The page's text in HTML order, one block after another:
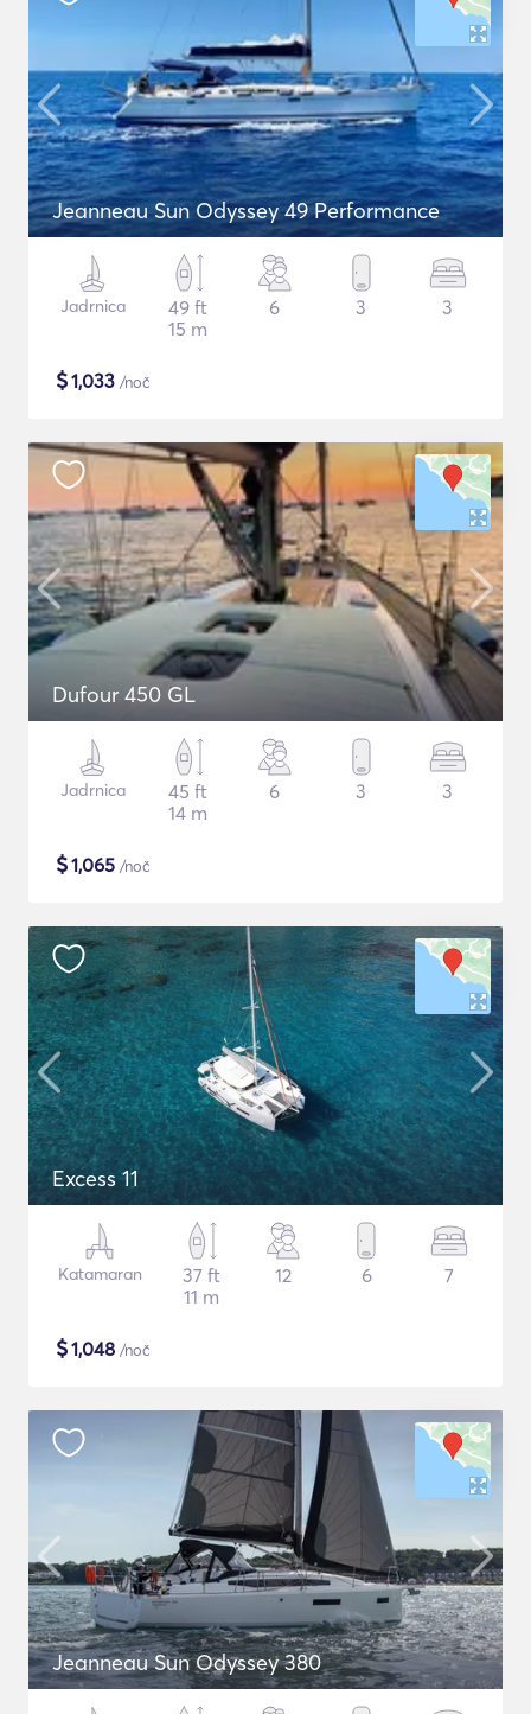
Jeanneau Sun Odyssey 49 Performance
Jadrnica
49 ft
15 m
6 3 3
$1,033 /noč
Dufour 450 GL
Jadrnica
45 ft
14 m
6 3 3
$1,065 /noč
Excess 11
Katamaran
37 ft
11 m
12 6 7
$1,048 /noč
Jeanneau Sun Odyssey 380